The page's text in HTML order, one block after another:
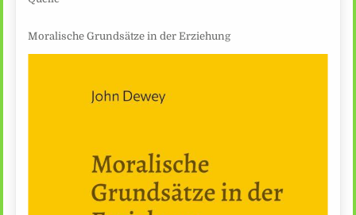
Moralische Grundsätze in der Erziehung